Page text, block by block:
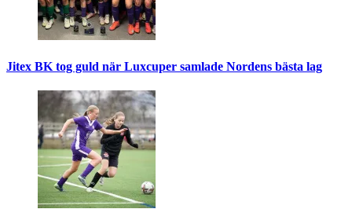
Jitex BK tog guld när Luxcuper samlade Nordens bästa lag